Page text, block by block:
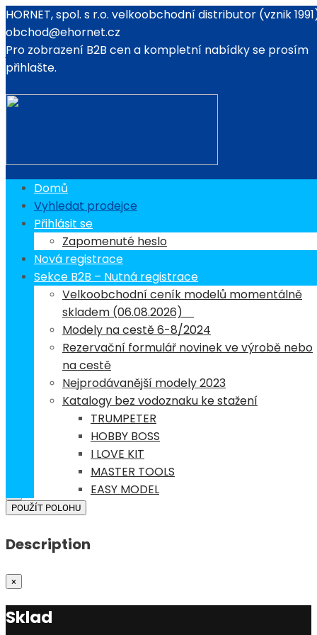
HORNET, spol. s r.o. velkoobchodní distributor (vznik
obchod@ehornet.cz
Pro zobrazení B2B cen a kompletní nabídky se prosím
přihlašte.
Domů
Vyhledat prodejce
Přihlásit se
Zapomenuté heslo
Nová registrace
Sekce B2B – Nutná registrace
Velkoobchodní ceník modelů momentálně
skladem (06.08.2026)
Modely na cestě 6-8/2024
Rezervační formulář novinek ve výrobě nebo
na cestě
Nejprodávanější modely 2023
Katalogy bez vodoznaku ke stažení
TRUMPETER
HOBBY BOSS
I LOVE KIT
MASTER TOOLS
EASY MODEL
Vyhledat prodejce
Rozsah vzdálenosti
Stav
Načítání...
Počet prodejců :0
Směr obchodu
NAVIGOVAT
Míle
Použít moji polohu k vyhledání nejbližší prodejny
POUŽÍT POLOHU
Description
×
Sklad